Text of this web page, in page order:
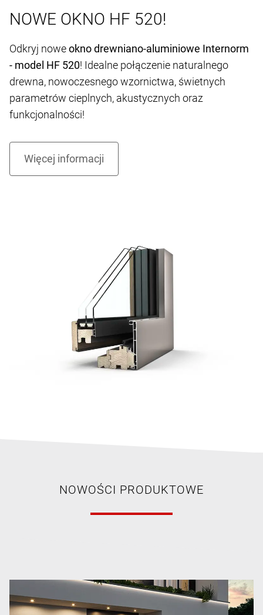
NOWE OKNO HF 520!
Odkryj noweokno drewniano-aluminiowe Internorm
- model HF 520! Idealne połączenie naturalnego
drewna, nowoczesnego wzornictwa, świetnych
parametrów cieplnych, akustycznych oraz
funkcjonalności!
NOWOŚCI PRODUKTOWE